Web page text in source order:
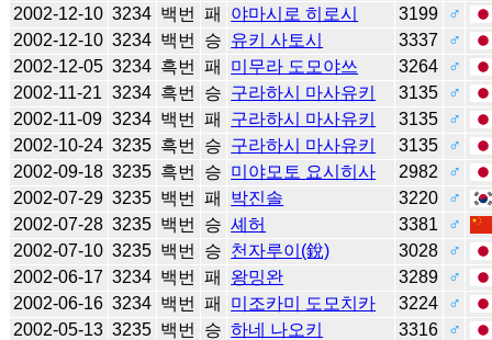
2002-12-10 3234 백번 패 야마시로 히로시 3199
♂
2002-12-10 3234 백번 승 유키 사토시 3337
♂
2002-12-05 3234 흑번 패 미무라 도모야쓰 3264
♂
2002-11-21 3234 흑번 승 구라하시 마사유키 3135
♂
2002-11-09 3234 백번 패 구라하시 마사유키 3135
♂
2002-10-24 3235 흑번 승 구라하시 마사유키 3135
♂
2002-09-18 3235 흑번 승 미야모토 요시히사 2982
♂
2002-07-29 3235 백번 패 박진솔 3220
♂
2002-07-28 3235 백번 승 셰허 3381
♂
2002-07-10 3235 백번 승 천자루이(銳) 3028
♂
2002-06-17 3234 백번 패 왕밍완 3289
♂
2002-06-16 3234 백번 패 미조카미 도모치카 3224
♂
2002-05-13 3235 백번 승 하네 나오키 3316
♂